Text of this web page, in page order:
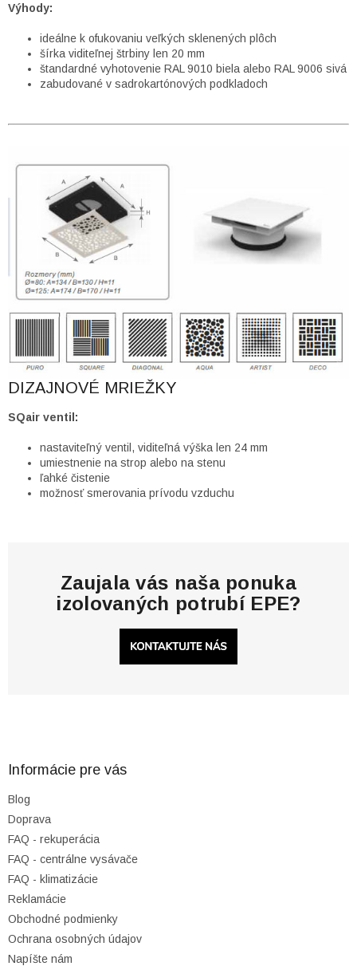
Výhody:
ideálne k ofukovaniu veľkých sklenených plôch
šírka viditeľnej štrbiny len 20 mm
štandardné vyhotovenie RAL 9010 biela alebo RAL 9006 sivá
zabudované v sadrokartónových podkladoch
DIZAJNOVÉ MRIEŽKY
SQair ventil:
nastaviteľný ventil, viditeľná výška len 24 mm
umiestnenie na strop alebo na stenu
ľahké čistenie
možnosť smerovania prívodu vzduchu
Zaujala vás naša ponuka
izolovaných potrubí EPE?
Informácie pre vás
Blog
Doprava
FAQ - rekuperácia
FAQ - centrálne vysávače
FAQ - klimatizácie
Reklamácie
Obchodné podmienky
Ochrana osobných údajov
Napíšte nám